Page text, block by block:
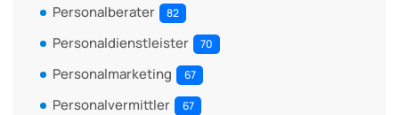
Personalberater 82
Personaldienstleister 70
Personalmarketing 67
Personalvermittler 67